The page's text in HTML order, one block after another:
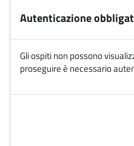
Autenticazione
Gli ospiti non possono
proseguire è necessario